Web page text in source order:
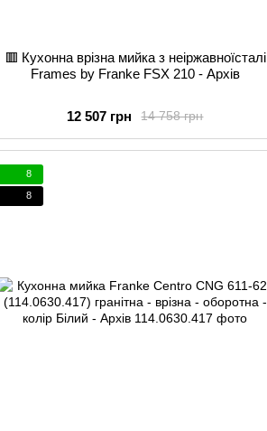
🟥 Кухонна врізна мийка з неіржавноїсталі
Frames by Franke FSX 210 - Архів
14 758 грн
12 507 грн
8
8